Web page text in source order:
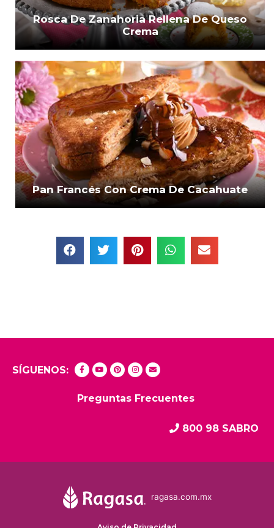
Rosca De Zanahoria Rellena De Queso
Crema
Pan Francés Con Crema De Cacahuate
SÍGUENOS:
Preguntas Frecuentes
800 98 SABRO
ragasa.com.mx